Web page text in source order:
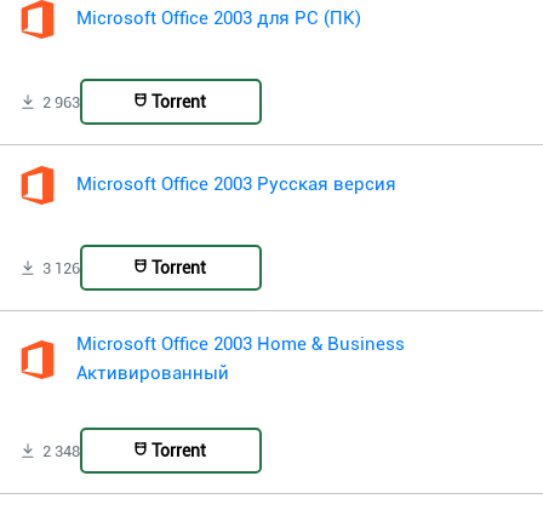
Microsoft Office 2003 для PC (ПК)
2 963 Torrent
Microsoft Office 2003 Русская версия
3 126 Torrent
Microsoft Office 2003 Home & Business
Активированный
2 348 Torrent